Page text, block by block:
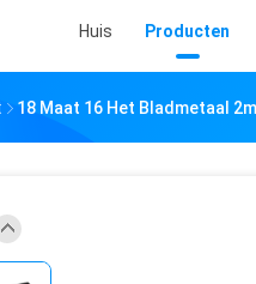
Huis Producten
18 Maat 16 Het Bladmetaal